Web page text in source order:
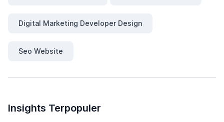
Digital Marketing Developer Design
Seo Website
Insights Terpopuler